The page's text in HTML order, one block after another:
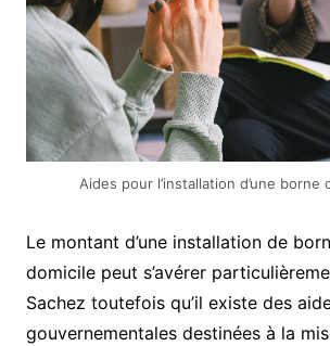
Aides pour l’installation d’une borne
Le montant d’une installation de
domicile peut s’avérer
Sachez toutefois qu’il existe des
gouvernementales destinées à la